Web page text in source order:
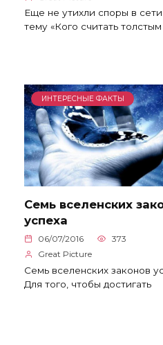
Еще не утихли споры в сети
тему «Кого считать толстым
ИНТЕРЕСНЫЕ ФАКТЫ
Семь вселенских
успеха
06/07/2016
373
Great Picture
Семь вселенских законов
Для того, чтобы достигать